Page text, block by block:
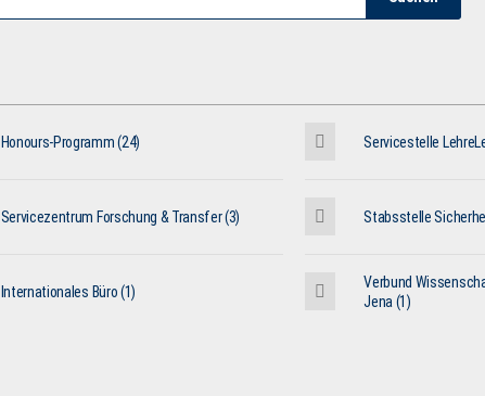
Honours-Programm (24) Servicestelle
Servicezentrum Forschung & Transfer (3) Stabsstelle
Internationales Büro (1)
Verbund
Jena (1)